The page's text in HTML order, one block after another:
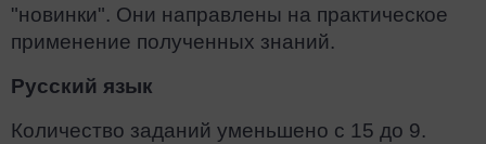
"новинки". Они направлены на практическое
применение полученных знаний.
Русский язык
Количество заданий уменьшено с 15 до 9.